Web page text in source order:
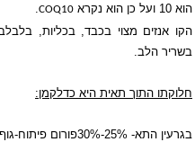
הוא 10 ועל כן הוא נקרא
COQ10
הקו אנזים מצוי בכבד, בכליות,
בשריר הלב.
חלוקתו התוך תאית היא כדלקמן:
בגרעין התא- 25%-30%
פורום פיתוח-